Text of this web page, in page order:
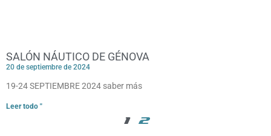
SALÓN NÁUTICO DE GÉNOVA
20 de septiembre de 2024
19-24 SEPTIEMBRE 2024 saber más
Leer todo "
1 2